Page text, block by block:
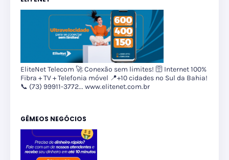
EliteNet Telecom 🚀 Conexão sem limites! 🛜 Internet 100%
Fibra + TV + Telefonia móvel 📍+10 cidades no Sul da Bahia!
📞 (73) 99911-3772... www.elitenet.com.br
GÊMEOS NEGÓCIOS